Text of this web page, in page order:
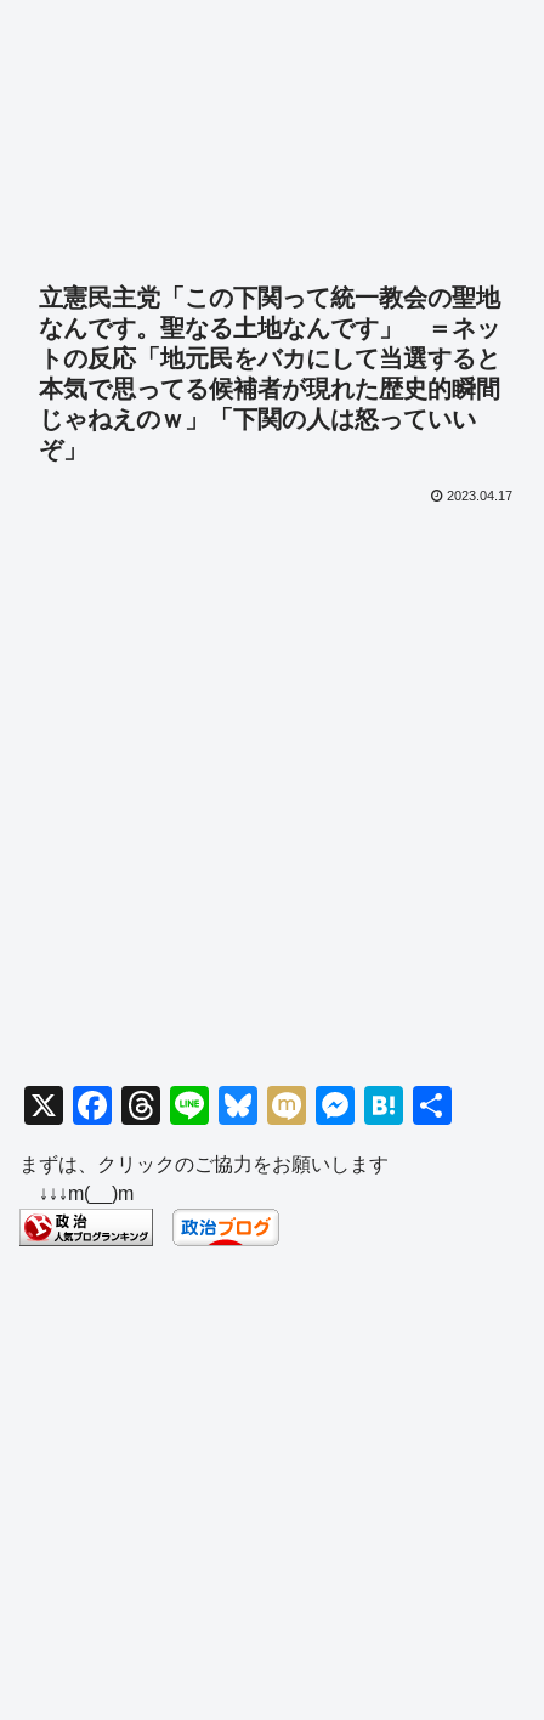
立憲民主党「この下関って統一教会の聖地
なんです。聖なる土地なんです」 ＝ネッ
トの反応「地元民をバカにして当選すると
本気で思ってる候補者が現れた歴史的瞬間
じゃねえのｗ」「下関の人は怒っていい
ぞ」
2023.04.17
X
F
a
c
e
b
T
hr
e
a
d
Li
n
e
Bl
u
e
sk
y
M
ixi
M
e
ss
H
まずは、クリックのご協力をお願いします
↓↓↓m(__)m